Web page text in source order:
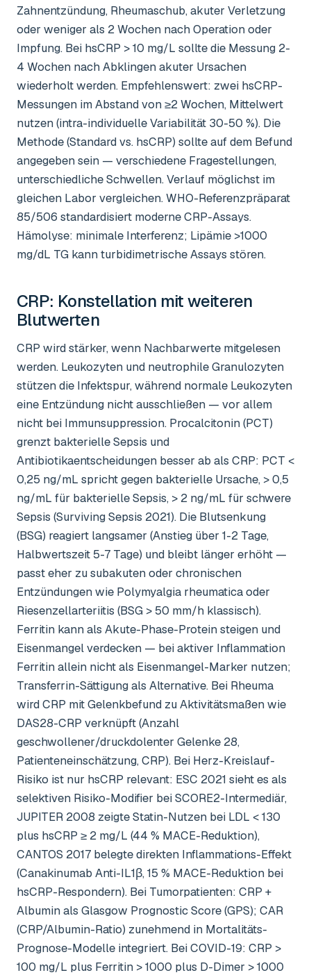
Zahnentzündung, Rheumaschub, akuter Verletzung
oder weniger als 2 Wochen nach Operation oder
Impfung. Bei hsCRP > 10 mg/L sollte die Messung 2-
4 Wochen nach Abklingen akuter Ursachen
wiederholt werden. Empfehlenswert: zwei hsCRP-
Messungen im Abstand von ≥2 Wochen, Mittelwert
nutzen (intra-individuelle Variabilität 30-50 %). Die
Methode (Standard vs. hsCRP) sollte auf dem Befund
angegeben sein — verschiedene Fragestellungen,
unterschiedliche Schwellen. Verlauf möglichst im
gleichen Labor vergleichen. WHO-Referenzpräparat
85/506 standardisiert moderne CRP-Assays.
Hämolyse: minimale Interferenz; Lipämie >1000
mg/dL TG kann turbidimetrische Assays stören.
CRP: Konstellation mit weiteren
Blutwerten
CRP wird stärker, wenn Nachbarwerte mitgelesen
werden. Leukozyten und neutrophile Granulozyten
stützen die Infektspur, während normale Leukozyten
eine Entzündung nicht ausschließen — vor allem
nicht bei Immunsuppression. Procalcitonin (PCT)
grenzt bakterielle Sepsis und
Antibiotikaentscheidungen besser ab als CRP: PCT <
0,25 ng/mL spricht gegen bakterielle Ursache, > 0,5
ng/mL für bakterielle Sepsis, > 2 ng/mL für schwere
Sepsis (Surviving Sepsis 2021). Die Blutsenkung
(BSG) reagiert langsamer (Anstieg über 1-2 Tage,
Halbwertszeit 5-7 Tage) und bleibt länger erhöht —
passt eher zu subakuten oder chronischen
Entzündungen wie Polymyalgia rheumatica oder
Riesenzellarteriitis (BSG > 50 mm/h klassisch).
Ferritin kann als Akute-Phase-Protein steigen und
Eisenmangel verdecken — bei aktiver Inflammation
Ferritin allein nicht als Eisenmangel-Marker nutzen;
Transferrin-Sättigung als Alternative. Bei Rheuma
wird CRP mit Gelenkbefund zu Aktivitätsmaßen wie
DAS28-CRP verknüpft (Anzahl
geschwollener/druckdolenter Gelenke 28,
Patienteneinschätzung, CRP). Bei Herz-Kreislauf-
Risiko ist nur hsCRP relevant: ESC 2021 sieht es als
selektiven Risiko-Modifier bei SCORE2-Intermediär,
JUPITER 2008 zeigte Statin-Nutzen bei LDL < 130
plus hsCRP ≥ 2 mg/L (44 % MACE-Reduktion),
CANTOS 2017 belegte direkten Inflammations-Effekt
(Canakinumab Anti-IL1β, 15 % MACE-Reduktion bei
hsCRP-Respondern). Bei Tumorpatienten: CRP +
Albumin als Glasgow Prognostic Score (GPS); CAR
(CRP/Albumin-Ratio) zunehmend in Mortalitäts-
Prognose-Modelle integriert. Bei COVID-19: CRP >
100 mg/L plus Ferritin > 1000 plus D-Dimer > 1000